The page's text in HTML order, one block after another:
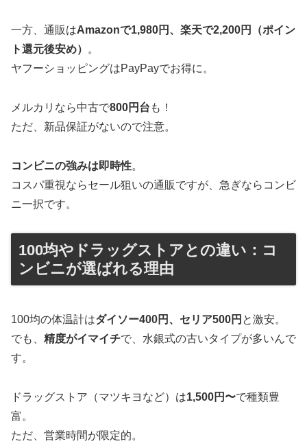
一方、通販はAmazonで1,980円、楽天で2,200円（ポイン
ト還元後安め）
。
ヤフーショッピングはPayPayでお得に。
メルカリなら中古で800円台 も！
ただ、新品保証がないので注意。
コンビニの強みは即時性。
コスパ重視ならセール狙いの通販ですが、急ぎならコンビ
ニ一択です。
100均やドラッグストアとの違い：コ
ンビニが選ばれる理由
100均の体温計はダイソー400円、セリア500円 と激安。
でも、 精度がイマイチで、水銀式の古いタイプが多いんで
す。
ドラッグストア（マツキヨなど）は1,500円〜で種類豊
富。
ただ、営業時間が限定的。